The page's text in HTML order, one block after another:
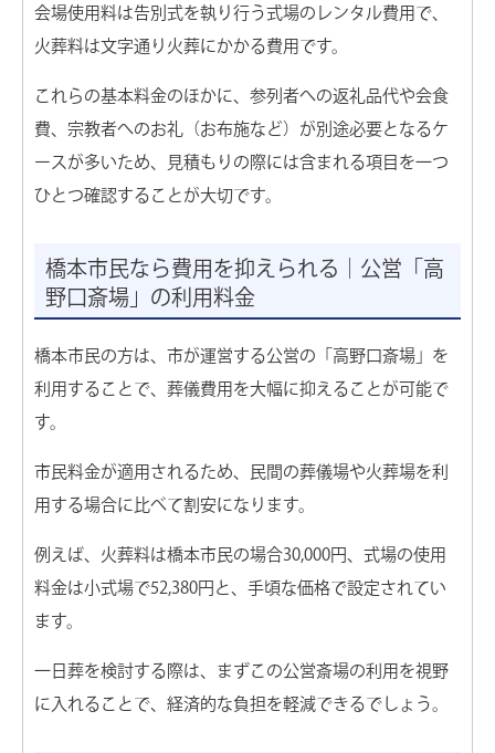
お客様の声
お葬式の知識
会社概要
お知らせ
会場使用料は告別式を執り行う式場のレンタル費用で、
火葬料は文字通り火葬にかかる費用です。
これらの基本料金のほかに、参列者への返礼品代や会食
費、宗教者へのお礼（お布施など）が別途必要となるケ
ースが多いため、見積もりの際には含まれる項目を一つ
ひとつ確認することが大切です。
橋本市民なら費用を抑えられる｜公営「高
野口斎場」の利用料金
橋本市民の方は、市が運営する公営の「高野口斎場」を
利用することで、葬儀費用を大幅に抑えることが可能で
す。
市民料金が適用されるため、民間の葬儀場や火葬場を利
用する場合に比べて割安になります。
例えば、火葬料は橋本市民の場合30,000円、式場の使用
料金は小式場で52,380円と、手頃な価格で設定されてい
ます。
一日葬を検討する際は、まずこの公営斎場の利用を視野
に入れることで、経済的な負担を軽減できるでしょう。